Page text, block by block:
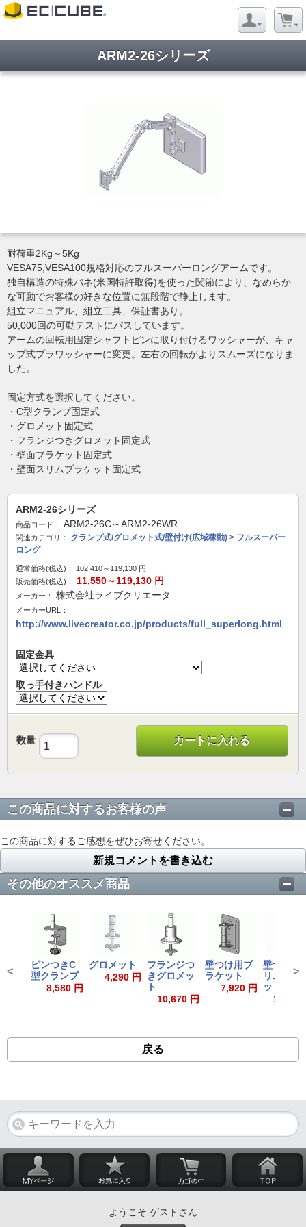
ARM2-26シリーズ
耐荷重2Kg～5Kg
VESA75,VESA100規格対応のフルスーパーロングアームです。
独自構造の特殊バネ(米国特許取得)を使った関節により、なめらか
な可動でお客様の好きな位置に無段階で静止します。
組立マニュアル、組立工具、保証書あり。
50,000回の可動テストにパスしています。
アームの回転用固定シャフトピンに取り付けるワッシャーが、キャ
ップ式プラワッシャーに変更。左右の回転がよりスムーズになりま
した。
固定方式を選択してください。
・C型クランプ固定式
・グロメット固定式
・フランジつきグロメット固定式
・壁面ブラケット固定式
・壁面スリムブラケット固定式
ARM2-26シリーズ
商品コード： ARM2-26C～ARM2-26WR
関連カテゴリ： クランプ式/グロメット式/壁付け(広域稼動) > フルスーパー
ロング
通常価格(税込)： 102,410～119,130 円
販売価格(税込)：
11,550～119,130 円
メーカー： 株式会社ライブクリエータ
メーカーURL：
http://www.livecreator.co.jp/products/full_superlong.html
固定金具
取っ手付きハンドル
数量 カートに入れる
この商品に対するお客様の声
この商品に対するご感想をぜひお寄せください。
新規コメントを書き込む
その他のオススメ商品
ピンつきC
型クランプ
8,580 円
グロメット
4,290 円
フランジつ
きグロメッ
ト
10,670 円
壁つけ用ブ
ラケット
7,920 円
壁つけ用
リムブラ
ット
15,730
< >
戻る
ようこそ ゲストさん